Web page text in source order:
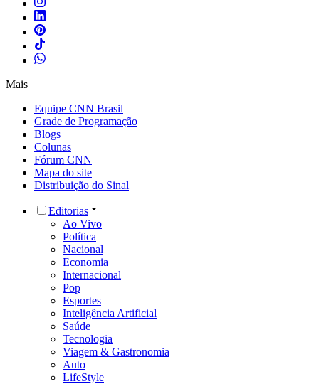
Mais
Equipe CNN Brasil
Grade de Programação
Blogs
Colunas
Fórum CNN
Mapa do site
Distribuição do Sinal
Editorias
Ao Vivo
Política
Nacional
Economia
Internacional
Pop
Esportes
Inteligência Artificial
Saúde
Tecnologia
Viagem & Gastronomia
Auto
LifeStyle